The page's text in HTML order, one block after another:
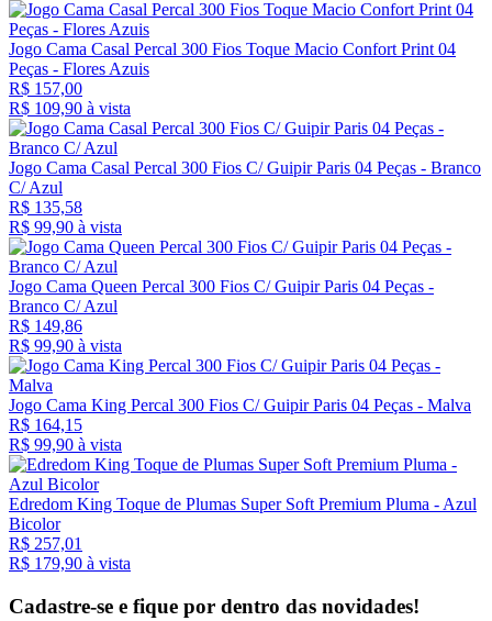
Jogo Cama Casal Percal 300 Fios Toque Macio Confort Print 04
Peças - Flores Azuis
R$ 157,00
R$ 109,90 à vista
Jogo Cama Casal Percal 300 Fios C/ Guipir Paris 04 Peças - Branco
C/ Azul
R$ 135,58
R$ 99,90 à vista
Jogo Cama Queen Percal 300 Fios C/ Guipir Paris 04 Peças -
Branco C/ Azul
R$ 149,86
R$ 99,90 à vista
Jogo Cama King Percal 300 Fios C/ Guipir Paris 04 Peças - Malva
R$ 164,15
R$ 99,90 à vista
Edredom King Toque de Plumas Super Soft Premium Pluma - Azul
Bicolor
R$ 257,01
R$ 179,90 à vista
Cadastre-se e fique por dentro das novidades!